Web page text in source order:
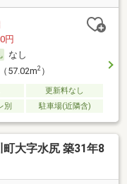
円
なし
57.02m2）
更新料なし
別 駐車場(近隣含)
大字水尻 築31年8